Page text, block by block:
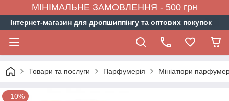
МІНІМАЛЬНЕ ЗАМОВЛЕННЯ - 500 грн
Інтернет-магазин для дропшиппінгу та оптових покупок
Товари та послуги Парфумерія Мініатюри
–10%